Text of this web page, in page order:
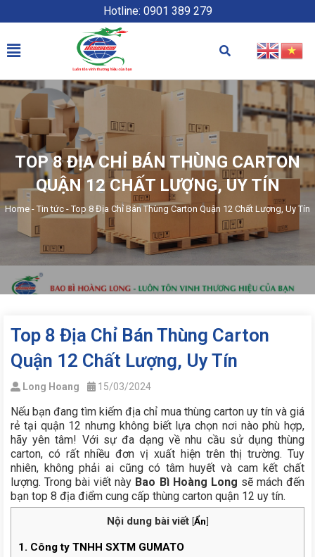
Hotline: 0901 389 279
TOP 8 ĐỊA CHỈ BÁN THÙNG CARTON
QUẬN 12 CHẤT LƯỢNG, UY TÍN
Home -Tin tức -Top 8 Địa Chỉ Bán Thùng Carton Quận 12 Chất Lượng, Uy Tín
Top 8 Địa Chỉ Bán Thùng Carton
Quận 12 Chất Lượng, Uy Tín
Long Hoang 15/03/2024
Nếu bạn đang tìm kiếm địa chỉ mua thùng carton uy tín và giá
rẻ tại quận 12 nhưng không biết lựa chọn nơi nào phù hợp,
hãy yên tâm! Với sự đa dạng về nhu cầu sử dụng thùng
carton, có rất nhiều đơn vị xuất hiện trên thị trường. Tuy
nhiên, không phải ai cũng có tâm huyết và cam kết chất
lượng. Trong bài viết này Bao Bì Hoàng Long sẽ mách đến
bạn top 8 địa điểm cung cấp thùng carton quận 12 uy tín.
Nội dung bài viết [Ẩn]
1. Công ty TNHH SXTM GUMATO